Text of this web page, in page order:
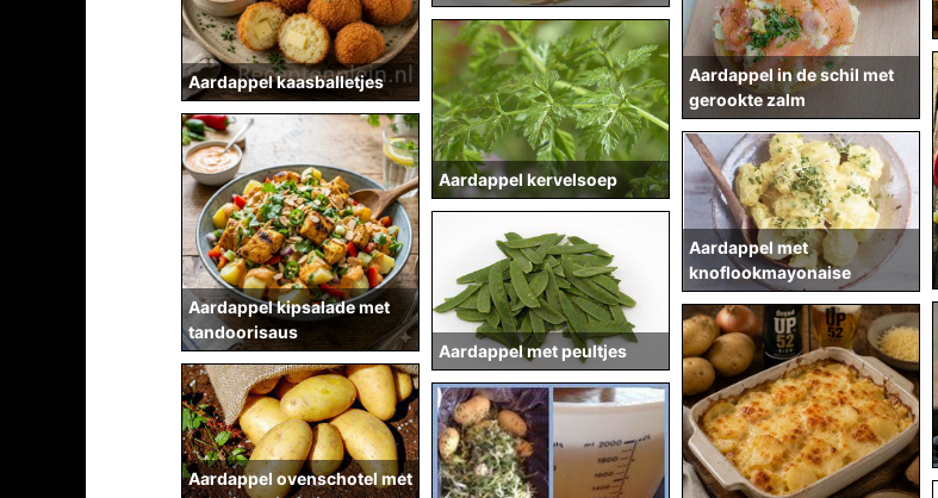
Aardappel in de schil met
gerookte zalm
Aardappel kaasballetjes
Aardappel kervelsoep
Aardappel kipsalade met
tandoorisaus
Aardappel met
knoflookmayonaise
Aardappel met peultjes
Aardappel ovenschotel met